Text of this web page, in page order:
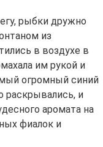
рыбки дружно
из
в воздухе в
им рукой и
огромный синий
раскрывались, и
аромата на
фиалок и